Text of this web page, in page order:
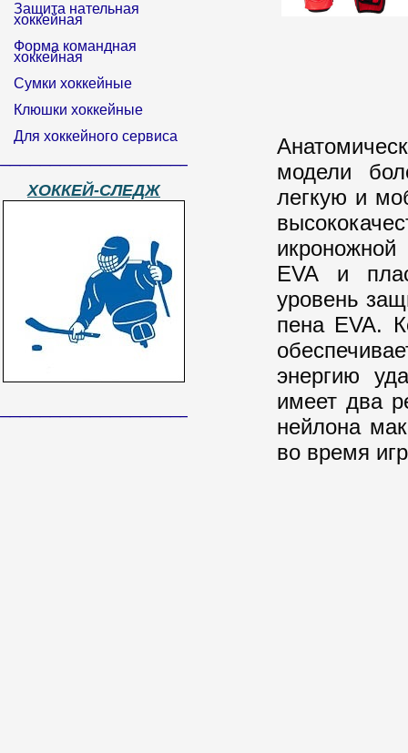
Защита нательная
хоккейная
Форма командная
хоккейная
Сумки хоккейные
Клюшки хоккейные
Для хоккейного сервиса
______________________________
ХОККЕЙ-СЛЕДЖ
______________________________
модели
легкую и
EVA и
уровень
пена EVA.
энергию
имеет два
нейлона
во время